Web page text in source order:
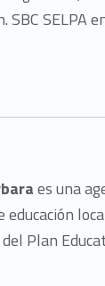
SELPA
es una
educación
Plan